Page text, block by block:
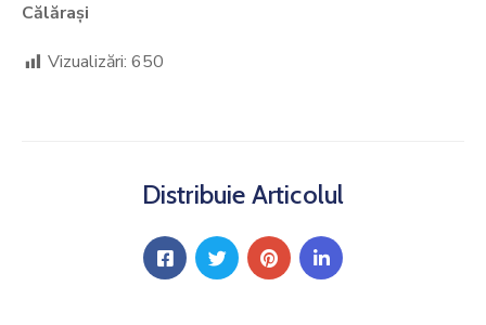
Călărași
Vizualizări: 650
Distribuie Articolul